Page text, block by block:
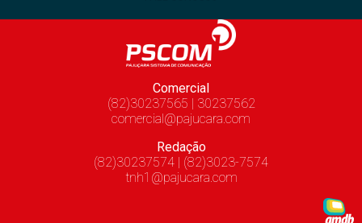
Comercial
(82)30237565 | 30237562
comercial@pajucara.com
Redação
(82)30237574 | (82)3023-7574
tnh1@pajucara.com